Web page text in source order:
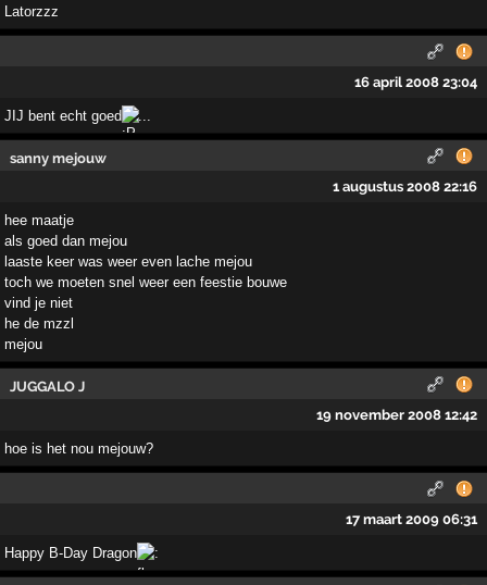
Latorzzz
16 april 2008 23:04
JIJ bent echt goed ...
sanny mejouw
1 augustus 2008 22:16
hee maatje
als goed dan mejou
laaste keer was weer even lache mejou
toch we moeten snel weer een feestie bouwe
vind je niet
he de mzzl
mejou
JUGGALO J
19 november 2008 12:42
hoe is het nou mejouw?
17 maart 2009 06:31
Happy B-Day Dragon